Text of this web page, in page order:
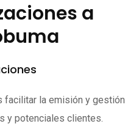
a
facilitar la emisión y gestión
y potenciales clientes.